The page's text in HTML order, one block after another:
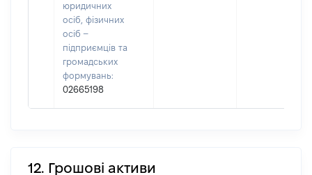
юридичних
осіб, фізичних
осіб –
підприємців та
громадських
формувань:
02665198
12. Грошові активи